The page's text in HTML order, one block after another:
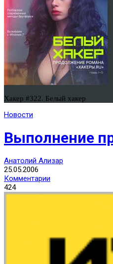
Хакер #322. Белый хакер
Новости
Выполнение
Анатолий Ализар
25.05.2006
Комментарии
424